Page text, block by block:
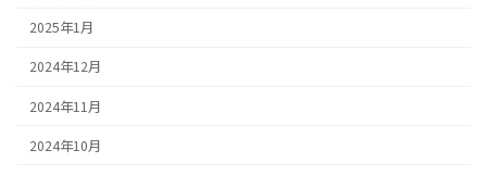
2025年1月
2024年12月
2024年11月
2024年10月